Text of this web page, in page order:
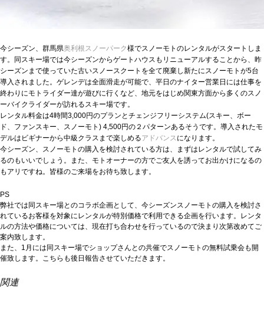
今シーズン、群馬県奥利根スノーパーク様でスノーモトのレンタルがスタートしま
す。同スキー場では今シーズンからゲートハウスもリニューアルすることから、昨
シーズンまで使っていた古いスノースクートを全て廃棄し新たにスノーモトが5台
導入されました。ゲレンデは全面滑走が可能で、平日のナイター営業日には仕事を
終わりにモトライダー達が遊びに行くなど、地元をはじめ関東方面から多くのスノ
ーバイクライダーが訪れるスキー場です。
レンタル料金は4時間3,000円のプランとチェンジフリーシステム(スキー、ボー
ド、ファンスキー、スノーモト) 4,500円の２パターンあるそうです。導入されたモ
デルはビギナーから中級クラスまで楽しめるアドバンスになります。
今シーズン、スノーモトの購入を検討されている方は、まずはレンタルで試してみ
るのもいいでしょう。また、モトオーナーの方でご友人を誘ってお出かけになるの
もアリですね。皆様のご来場をお待ち致します。
PS
弊社では同スキー場とのコラボ企画として、今シーズンスノーモトの購入を検討さ
れているお客様を対象にレンタルが特別価格で利用できる企画を行います。レンタ
ルの方法や価格については、現在打ち合わせを行っているので決まり次第改めてご
案内致します。
また、1月には同スキー場でショップさんとの共催でスノーモトの無料試乗会も開
催致します。こちらも後日報告させていただきます。
関連